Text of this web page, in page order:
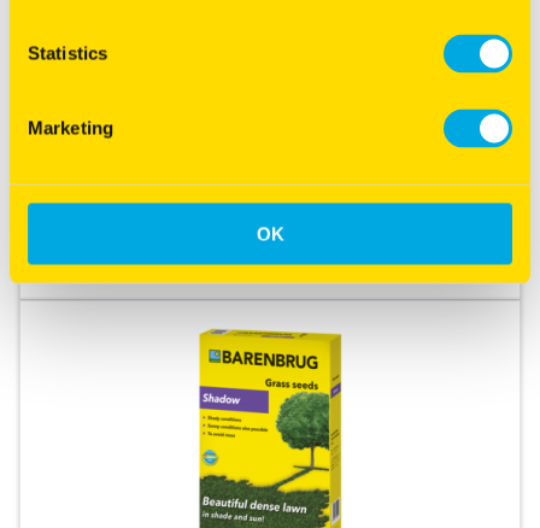
Statistics
Marketing
OK
Super Over Seeding